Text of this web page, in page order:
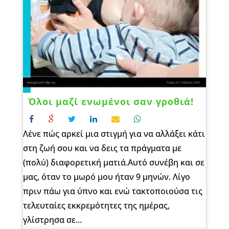
Όλοι μαζί ενωμένοι σαν γροθιά!
Λένε πώς αρκεί μια στιγμή για να αλλάξει κάτι
στη ζωή σου και να δεις τα πράγματα με
(πολύ) διαφορετική ματιά.Αυτό συνέβη και σε
μας, όταν το μωρό μου ήταν 9 μηνών. Λίγο
πριν πάω για ύπνο και ενώ τακτοποιούσα τις
τελευταίες εκκρεμότητες της ημέρας,
γλίστρησα σε...